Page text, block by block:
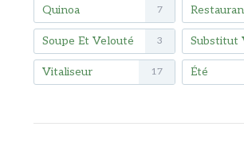
Quinoa 7
Soupe Et Velouté 3 Substitut
Vitaliseur 17 Été